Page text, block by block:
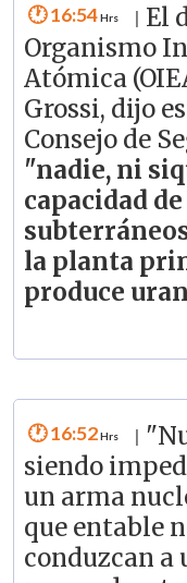
16:54
El
Organismo
Atómica
Grossi, dijo
Consejo de
"nadie, ni
capacidad
la planta
produce
16:52
siendo
un arma
que entable
conduzcan a